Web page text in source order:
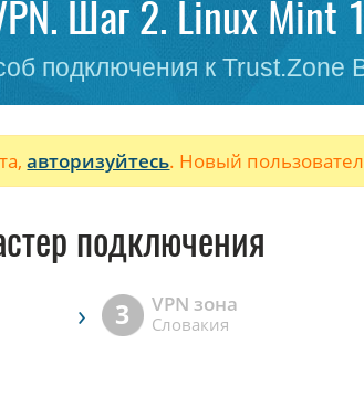
Шаг 2. Linux Mint
подключения к Trust.Zone
авторизуйтесь. Новый
подключения
› 3 VPN зона
Словакия